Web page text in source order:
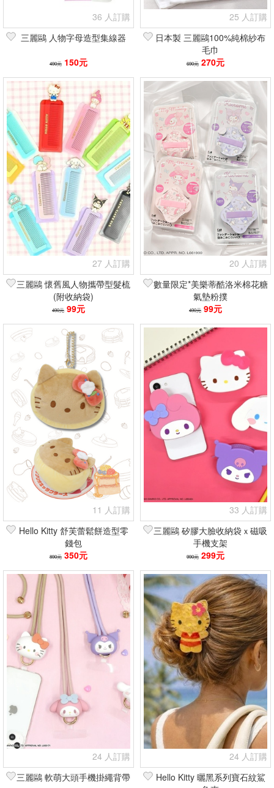
36 人訂購
三麗鷗 人物字母造型集線器
490元 150元
25 人訂購
日本製 三麗鷗100%純棉紗布
毛巾
690元 270元
27 人訂購
三麗鷗 懷舊風人物攜帶型髮梳
(附收納袋)
490元 99元
20 人訂購
數量限定*美樂蒂酷洛米棉花糖
氣墊粉撲
490元 99元
11 人訂購
Hello Kitty 舒芙蕾鬆餅造型零
錢包
890元 350元
33 人訂購
三麗鷗 矽膠大臉收納袋ｘ磁吸
手機支架
990元 299元
24 人訂購
三麗鷗 軟萌大頭手機掛繩背帶
24 人訂購
Hello Kitty 曬黑系列寶石紋鯊